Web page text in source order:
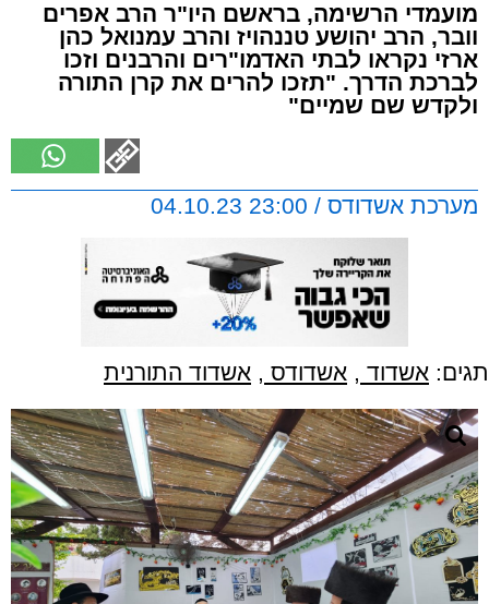
מועמדי הרשימה, בראשם היו"ר הרב אפרים
וובר, הרב יהושע טננהויז והרב עמנואל כהן
ארזי נקראו לבתי האדמו"רים והרבנים וזכו
לברכת הדרך. "תזכו להרים את קרן התורה
ולקדש שם שמיים"
מערכת אשדודס / 23:00 04.10.23
תגים: אשדוד , אשדודס , אשדוד התורנית